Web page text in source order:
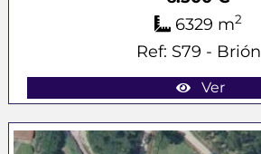
6329 m2
Ref: S79 - Brión
Ver
Previous